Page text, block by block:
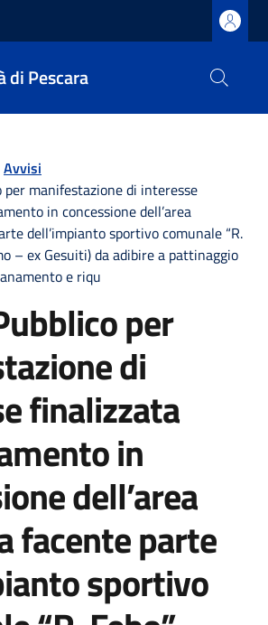
di Pescara
Avvisi
per manifestazione di interesse
in concessione dell’area
dell’impianto sportivo comunale “R.
– ex Gesuiti) da adibire a pattinaggio
e riqu
per
di
finalizzata
in
dell’area
facente parte
sportivo